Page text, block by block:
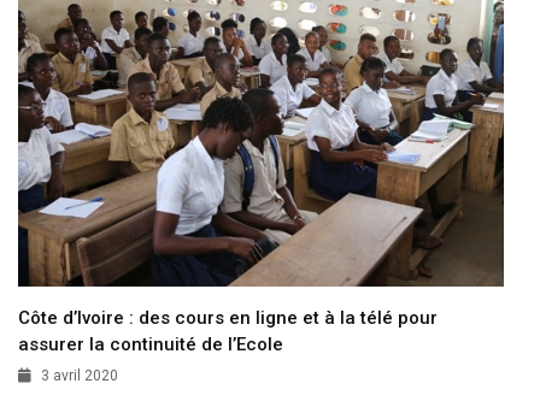
Côte d’Ivoire : des cours en ligne et à la télé pour
assurer la continuité de l’Ecole
3 avril 2020